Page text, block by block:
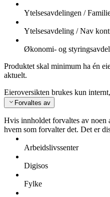
Ytelsesavdelingen /
Ytelsesavdeling / Nav
Økonomi- og
Produktet skal minimum ha én
aktuelt.
Eieroversikten brukes kun
Forvaltes av
Hvis innholdet forvaltes av noen
hvem som forvalter det. Det er
Arbeidslivssenter
Digisos
Fylke